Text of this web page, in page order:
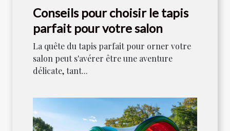
Conseils pour choisir le tapis
parfait pour votre salon
La quête du tapis parfait pour orner votre
salon peut s'avérer être une aventure
délicate, tant...